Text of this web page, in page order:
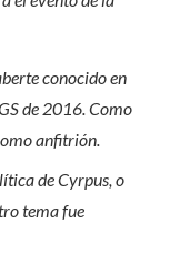
conocido en
de 2016. Como
anfitrión.
de Cyrpus, o
tema fue